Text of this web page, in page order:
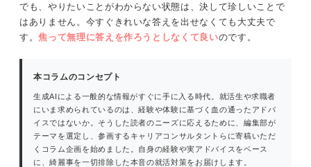
やりたいことがわからないときに、まずやってほし
いこと
企業が誰をどうやって幸せにしているか考
える
一人で抱え込まない
就活でやりたいことがわからないあなたへ伝えたい
でも、やりたいことがわからない状態は、決して珍しいことで
はありません。今すぐきれいな答えを出せなくても大丈夫で
す。焦って無理に答えを作ろうとしなくて良いのです。
本コラムのコンセプト
生成AIによる一般的な情報がすぐに手に入る時代。就活生や求職者
にいま求められているのは、経験や体験に基づく血の通ったアドバ
イスではないか。そうした読者のニーズに応えるために、編集部が
テーマを選定し、参画するキャリアコンサルタントらに寄稿いただ
くコラム企画を始めました。自身の経験や実アドバイスをベース
に、綺麗事を一切排除した本音の就活対策をお届けします。